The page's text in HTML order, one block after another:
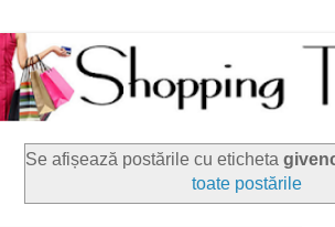
Se afișează postările cu eticheta
toate postările